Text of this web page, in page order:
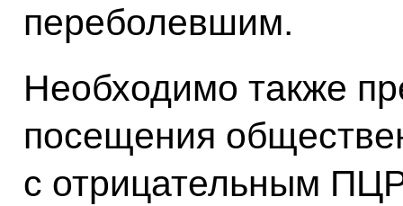
переболевшим.
Необходимо также
посещения
с отрицательным